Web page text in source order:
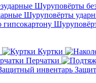
Шуруповёрты
Шуруповёрты
Куртки
Перчатки